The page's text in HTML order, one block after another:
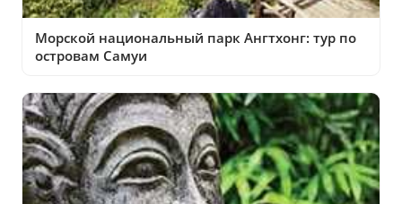
Морской национальный парк Ангтхонг: тур по
островам Самуи